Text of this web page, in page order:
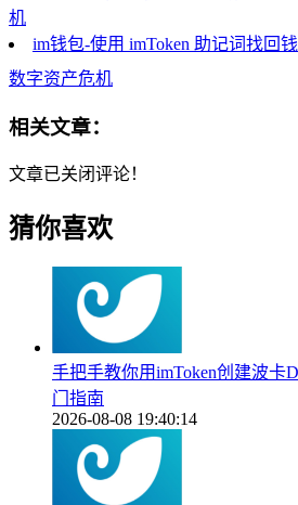
机
im钱包-使用 imToken 助记词找回
数字资产危机
相关文章：
文章已关闭评论！
猜你喜欢
手把手教你用imToken创建波卡
门指南
2026-08-08 19:40:14